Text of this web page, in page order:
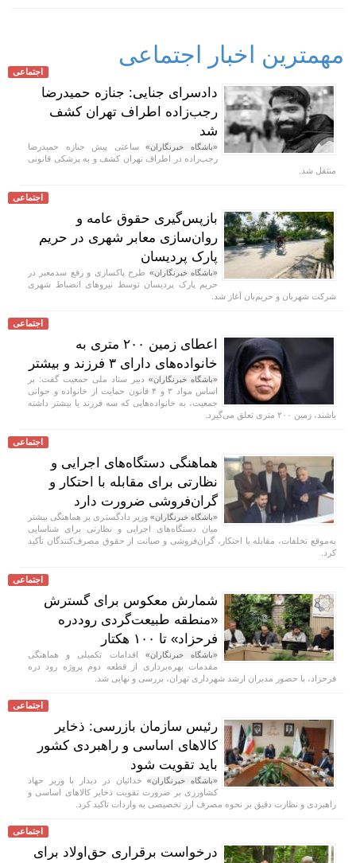
مهمترین اخبار اجتماعی
اجتماعی
دادسرای جنایی: جنازه حمیدرضا
رجب‌زاده اطراف تهران کشف
شد
«باشگاه خبرنگاران»ساعتی پیش جنازه حمیدرضا
رجب‌زاده در اطراف تهران کشف و به پزشکی قانونی
منتقل شد.
اجتماعی
بازپس‌گیری حقوق عامه و
روان‌سازی معابر شهری در حریم
پارک پردیسان
«باشگاه خبرنگاران» طرح پاکسازی و رفع سدمعبر در
حریم پارک پردیسان توسط نیرو‌های انضباط شهری
شرکت شهربان و حریم‌بان آغاز شد.
اجتماعی
اعطای زمین ۲۰۰ متری به
خانواده‌های دارای ۳ فرزند و بیشتر
«باشگاه خبرنگاران» دبیر ستاد ملی جمعیت گفت: بر
اساس مواد ۳ و ۴ قانون حمایت از خانواده و جوانی
جمعیت، به خانواده‌هایی که سه فرزند یا بیشتر داشته
باشند، زمین ۲۰۰ متری تعلق می‌گیرد.
اجتماعی
هماهنگی دستگاه‌های اجرایی و
نظارتی برای مقابله با احتکار و
گران‌فروشی ضرورت دارد
«باشگاه خبرنگاران» وزیر دادگستری بر هماهنگی بیشتر
میان دستگاه‌های اجرایی و نظارتی برای شناسایی
به‌موقع تخلفات، مقابله با احتکار، گران‌فروشی و صیانت از حقوق مصرف‌کنندگان تأکید
کرد.
اجتماعی
شمارش معکوس برای گسترش
«منطقه طبیعت‌گردی روددره
فرحزاد» تا ۱۰۰ هکتار
«باشگاه خبرنگاران» اقدامات تکمیلی و هماهنگی
مقدمات بهره‌برداری از قطعه دوم پروژه رود دره
فرحزاد، با حضور مدیران ارشد شهرداری تهران، بررسی و نهایی شد.
اجتماعی
رئیس سازمان بازرسی: ذخایر
کالاهای اساسی و راهبردی کشور
باید تقویت شود
«باشگاه خبرنگاران»خدائیان در دیدار با وزیر جهاد
کشاورزی بر ضرورت تقویت ذخایر کالا‌های اساسی و
راهبردی و نظارت دقیق بر نحوه مصرف ارز تخصیصی به واردات تاکید کرد.
اجتماعی
درخواست برقراری حق‌اولاد برای